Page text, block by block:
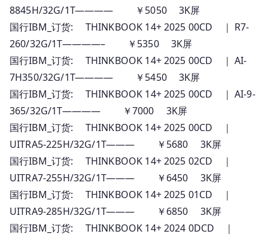
8845H/32G/1T———— ￥5050 3K屏
国行IBM_订货: THINKBOOK 14+ 2025 00CD ｜ R7-
260/32G/1T————– ￥5350 3K屏
国行IBM_订货: THINKBOOK 14+ 2025 00CD ｜ AI-
7H350/32G/1T———— ￥5450 3K屏
国行IBM_订货: THINKBOOK 14+ 2025 00CD ｜ AI-9-
365/32G/1T———— ￥7000 3K屏
国行IBM_订货: THINKBOOK 14+ 2025 00CD ｜
UITRA5-225H/32G/1T——— ￥5680 3K屏
国行IBM_订货: THINKBOOK 14+ 2025 02CD ｜
UITRA7-255H/32G/1T——— ￥6450 3K屏
国行IBM_订货: THINKBOOK 14+ 2025 01CD ｜
UITRA9-285H/32G/1T——— ￥6850 3K屏
国行IBM_订货: THINKBOOK 14+ 2024 0DCD ｜